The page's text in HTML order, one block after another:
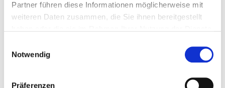
Partner führen diese Informationen möglicherweise mit
weiteren Daten zusammen, die Sie ihnen bereitgestellt
Notwendig
Präferenzen
Widerspruch gegen Grundsteuer-
In Ihrem jährlichen Grundsteuerbescheid wird die
Grundsteuer festgelegt. Ein Widerspruch gegen